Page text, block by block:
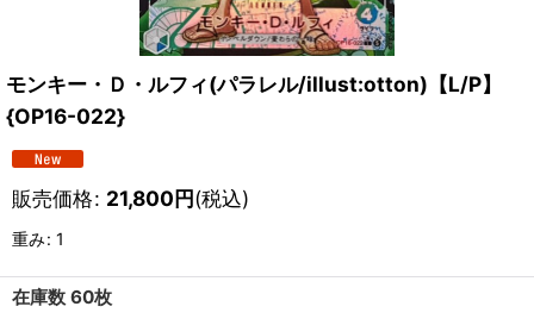
モンキー・Ｄ・ルフィ(パラレル/illust:otton)【L/P】
{OP16-022}
販売価格: 21,800円(税込)
重み: 1
在庫数 60枚